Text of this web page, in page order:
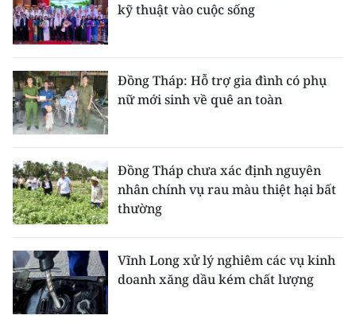
中文
РУССКИЙ
ESPAÑOL
한국어
kỹ thuật vào cuộc sống
Đồng Tháp: Hỗ trợ gia đình có phụ
nữ mới sinh về quê an toàn
Đồng Tháp chưa xác định nguyên
nhân chính vụ rau màu thiệt hại bất
thường
Vĩnh Long xử lý nghiêm các vụ kinh
doanh xăng dầu kém chất lượng